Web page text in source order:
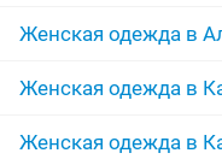
кофты отдадим
женские зимние куртки
шубы норка
Женская одежда в
Женская одежда в
Женская одежда в